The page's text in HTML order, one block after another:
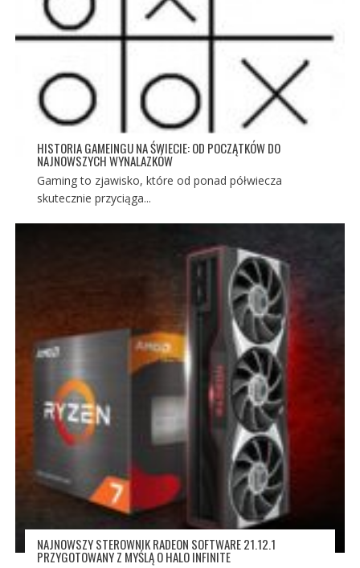
HISTORIA GAMEINGU NA ŚWIECIE: OD POCZĄTKÓW DO
NAJNOWSZYCH WYNALAZKÓW
Gaming to zjawisko, które od ponad półwiecza
skutecznie przyciąga...
NAJNOWSZY STEROWNIK RADEON SOFTWARE 21.12.1
PRZYGOTOWANY Z MYŚLĄ O HALO INFINITE